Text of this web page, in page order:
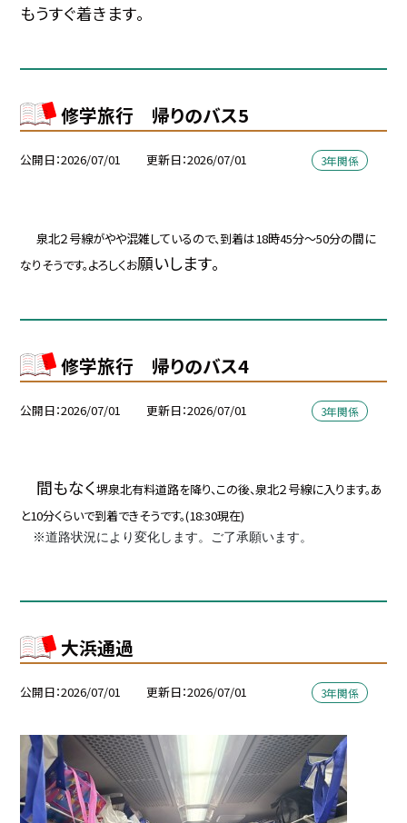
もうすぐ着きます。
修学旅行 帰りのバス5
公開日 2026/07/01 更新日 2026/07/01 3年関係
泉北２号線がやや混雑しているので、到着は18時45分～50分の間に
なりそうです。よろしくお願いします。
修学旅行 帰りのバス4
公開日 2026/07/01 更新日 2026/07/01 3年関係
間もなく堺泉北有料道路を降り、この後、泉北２号線に入ります。あ
と10分くらいで到着できそうです。(18:30現在)
※道路状況により変化します。ご了承願います。
大浜通過
公開日 2026/07/01 更新日 2026/07/01 3年関係